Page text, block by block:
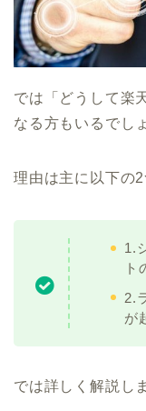
では「どうして楽
なる方もいるでし
理由は主に以下の2
1.
ト
2.
が
では詳しく解説し